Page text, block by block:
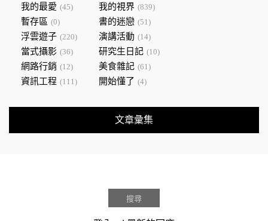
我的最愛 (45) 我的視界 (839)
暫存區 (0) 書的迷戀 (51)
浮雲遊子 (220) 演講活動 (14)
當式攝影 (36) 研究生日記 (10)
網路行銷 (12) 美食雜記 (61)
資訊工程 (111) 開始懂了 (4)
文章彙集